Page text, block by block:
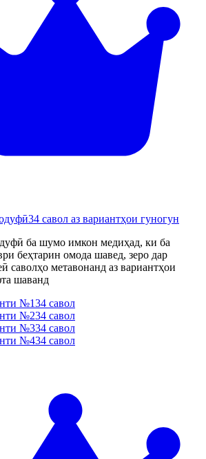
34 савол аз вариантҳои гуногун
ба шумо имкон медиҳад, ки ба
беҳтарин омода шавед, зеро дар
саволҳо метавонанд аз вариантҳои
шаванд
№134 савол
№234 савол
№334 савол
№434 савол